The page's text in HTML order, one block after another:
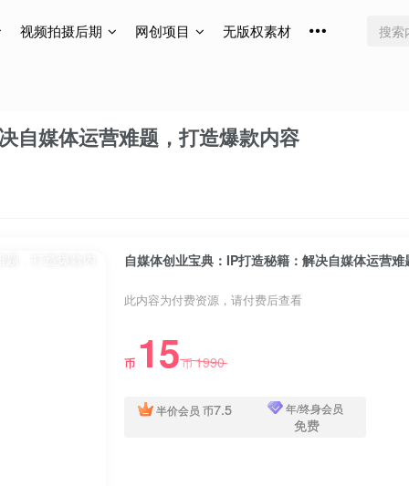
视频拍摄后期 网创项目 无版权素材
自媒体运营难题，打造爆款内容
自媒体创业宝典：IP打造秘籍：解决自媒体运营
此内容为付费资源，请付费后查看
币 15币1990
半价会员 币7.5 年/终身会员
免费